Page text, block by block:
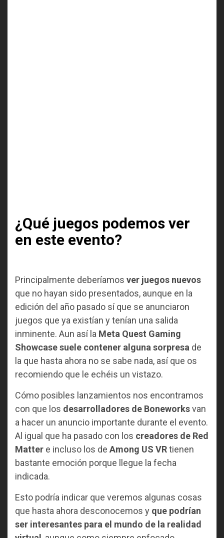
¿Qué juegos podemos ver
en este evento?
Principalmente deberíamos ver juegos nuevos
que no hayan sido presentados, aunque en la
edición del año pasado sí que se anunciaron
juegos que ya existían y tenían una salida
inminente. Aun así la Meta Quest Gaming
Showcase suele contener alguna sorpresa de
la que hasta ahora no se sabe nada, así que os
recomiendo que le echéis un vistazo.
Cómo posibles lanzamientos nos encontramos
con que los desarrolladores de Boneworksvan
a hacer un anuncio importante durante el evento.
Al igual que ha pasado con los creadores de Red
Matter e incluso los de Among US VRtienen
bastante emoción porque llegue la fecha
indicada.
Esto podría indicar que veremos algunas cosas
que hasta ahora desconocemos y que podrían
ser interesantes para el mundo de la realidad